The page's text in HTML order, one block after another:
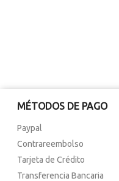
MÉTODOS DE PAGO
Paypal
Contrareembolso
Tarjeta de Crédito
Transferencia Bancaria